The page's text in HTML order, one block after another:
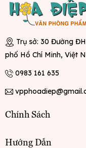
Trụ sở: 30 Đường
phố Hồ Chí Minh, Việt
0983 161 635
Chính Sách
Hướng Dẫn